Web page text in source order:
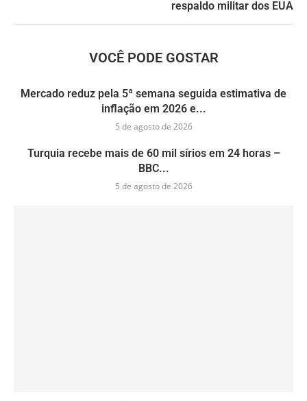
respaldo militar dos EUA
VOCÊ PODE GOSTAR
Mercado reduz pela 5ª semana seguida estimativa de
inflação em 2026 e...
5 de agosto de 2026
Turquia recebe mais de 60 mil sírios em 24 horas –
BBC...
5 de agosto de 2026